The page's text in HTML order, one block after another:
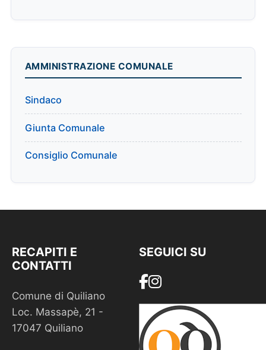
AMMINISTRAZIONE COMUNALE
Sindaco
Giunta Comunale
Consiglio Comunale
RECAPITI E
CONTATTI
Comune di Quiliano
Loc. Massapè, 21 -
17047 Quiliano
SEGUICI SU